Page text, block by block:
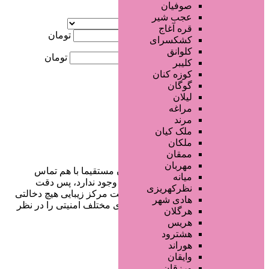
صوفیان
عجب شیر
قره آغاج
کشکسرای
کلوانق
کلیبر
کوزه کنان
گوگان
لیلان
مراغه
مرند
ملک کیان
ملکان
ممقان
مهربان
میانه
نظرکهریزی
هادی شهر
هرگلان
هریس
هشترود
هوراند
وایقان
کمترین قیمت
تومان
بیشترین قیمت تومان
در سایت تبلیغاتی مرکز زیبایی کاربران مستقیما با هم تماس
می‌گیرند و هیچ واسطه‌ای در این میان وجود ندارد، پس دقت
فرمایید که در خرید و فروشِ شما سایت مرکز زیبایی هیچ دخالتی
نداشته و کاربران باید خودشان جنبه‌های مختلف امنیتی را در نظر
دسترسی سریع